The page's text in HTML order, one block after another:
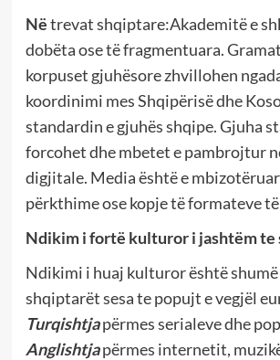
Nëtrevat shqiptare:Akademitë e
dobëta ose të fragmentuara.
korpuset gjuhësore zhvillohen
koordinimi mes Shqipërisë dhe
standardin e gjuhës shqipe. Gjuha
forcohet dhe mbetet e pambrojtur
digjitale. Media është e
përkthime ose kopje të formateve
Ndikim i fortë kulturor i jashtëmte
Ndikimi i huaj kulturor është
shqiptarët sesa te popujt e vegjël
Turqishtjapërmes serialeve dhe
Anglishtjapërmes internetit,